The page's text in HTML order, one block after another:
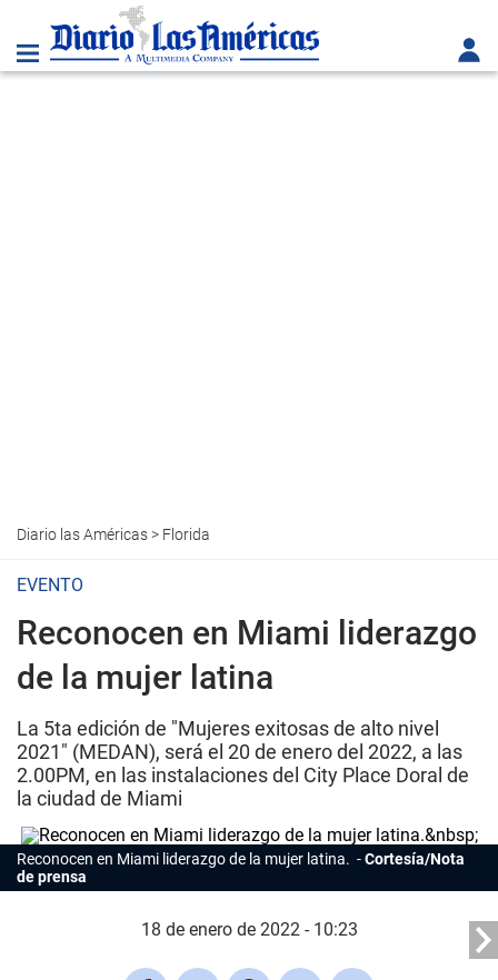
Diario las Américas> Florida
EVENTO
Reconocen en Miami liderazgo
de la mujer latina
La 5ta edición de "Mujeres exitosas de alto nivel
2021" (MEDAN), será el 20 de enero del 2022, a las
2.00PM, en las instalaciones del City Place Doral de
la ciudad de Miami
Reconocen en Miami liderazgo de la mujer latina.
Cortesía/Nota
de prensa
18 de enero de 2022 - 10:23